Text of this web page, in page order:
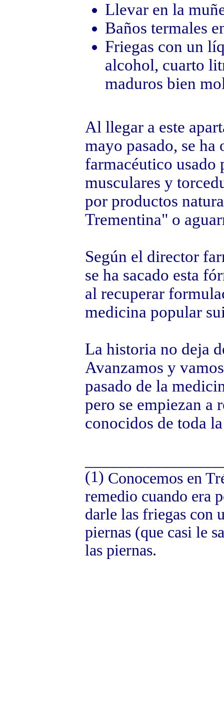
Llevar en la
Baños termales
Friegas con un
alcohol, cuarto
maduros bien
Al llegar a este
mayo pasado, se
farmacéutico usado
musculares y
por productos
Trementina" o
Según el director
se ha sacado esta
al recuperar
medicina popular
La historia no deja
Avanzamos y
pasado de la
pero se empiezan a
conocidos de toda
(1) Conocemos en
remedio cuando era
darle las friegas con
piernas (que casi le
las piernas.